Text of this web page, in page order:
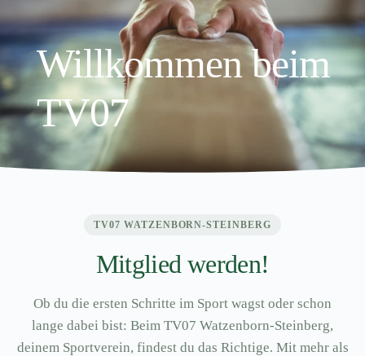
Willkommen beim
TV07
TV07 WATZENBORN-STEINBERG
Mitglied werden!
Ob du die ersten Schritte im Sport wagst oder schon
lange dabei bist: Beim TV07 Watzenborn-Steinberg,
deinem Sportverein, findest du das Richtige. Mit mehr als